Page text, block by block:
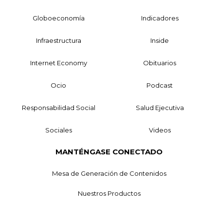
Globoeconomía Indicadores
Infraestructura Inside
Internet Economy Obituarios
Ocio Podcast
Responsabilidad Social Salud Ejecutiva
Sociales Videos
MANTÉNGASE CONECTADO
Mesa de Generación de Contenidos
Nuestros Productos